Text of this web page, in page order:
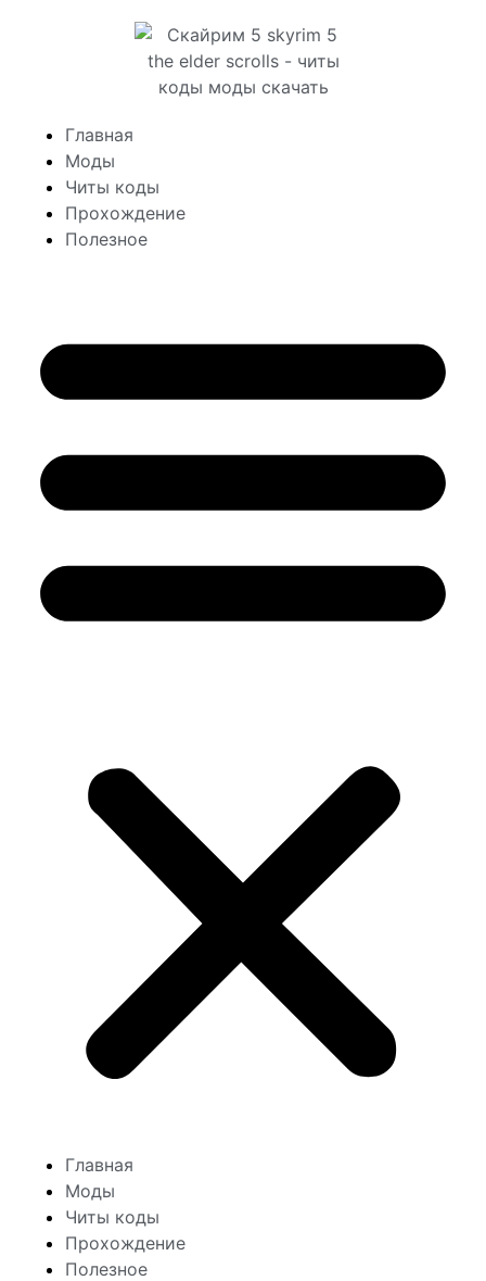
Главная
Моды
Читы коды
Прохождение
Полезное
Главная
Моды
Читы коды
Прохождение
Полезное